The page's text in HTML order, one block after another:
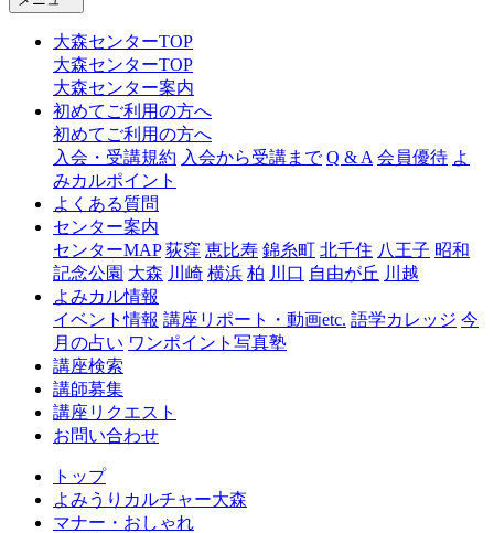
ャ
森
大森センターTOP
大森センターTOP
大森センター案内
初めてご利用の方へ
初めてご利用の方へ
入会・受講規約 入会から受講まで Q & A 会員優待 よ
みカルポイント
よくある質問
センター案内
センターMAP 荻窪 恵比寿 錦糸町 北千住 八王子 昭和
記念公園 大森 川崎 横浜 柏 川口 自由が丘 川越
よみカル情報
イベント情報 講座リポート・動画etc. 語学カレッジ 今
月の占い ワンポイント写真塾
講座検索
講師募集
講座リクエスト
お問い合わせ
トップ
よみうりカルチャー大森
マナー・おしゃれ